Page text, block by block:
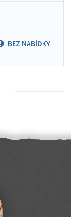
BEZ NABÍDKY